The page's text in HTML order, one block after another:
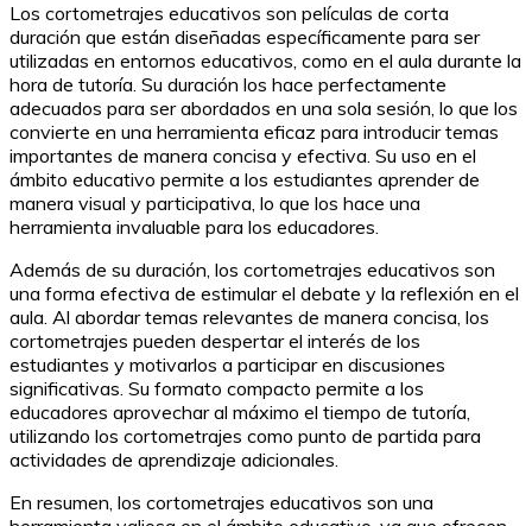
Los cortometrajes educativos son películas de corta
duración que están diseñadas específicamente para ser
utilizadas en entornos educativos, como en el aula durante la
hora de tutoría. Su duración los hace perfectamente
adecuados para ser abordados en una sola sesión, lo que los
convierte en una herramienta eficaz para introducir temas
importantes de manera concisa y efectiva. Su uso en el
ámbito educativo permite a los estudiantes aprender de
manera visual y participativa, lo que los hace una
herramienta invaluable para los educadores.
Además de su duración, los cortometrajes educativos son
una forma efectiva de estimular el debate y la reflexión en el
aula. Al abordar temas relevantes de manera concisa, los
cortometrajes pueden despertar el interés de los
estudiantes y motivarlos a participar en discusiones
significativas. Su formato compacto permite a los
educadores aprovechar al máximo el tiempo de tutoría,
utilizando los cortometrajes como punto de partida para
actividades de aprendizaje adicionales.
En resumen, los cortometrajes educativos son una